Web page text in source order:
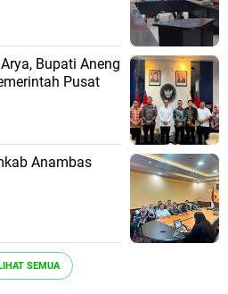
Bupati Aneng
Pusat
Anambas
SEMUA